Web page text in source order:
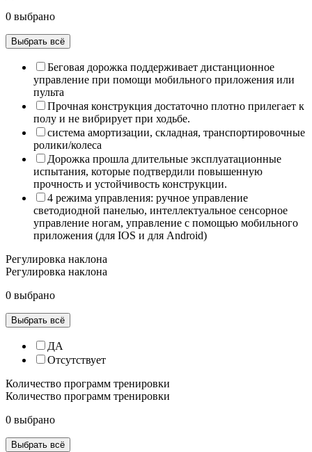
0 выбрано
Выбрать всё
Беговая дорожка поддерживает дистанционное
управление при помощи мобильного приложения или
пульта
Прочная конструкция достаточно плотно прилегает к
полу и не вибрирует при ходьбе.
система амортизации, складная, транспортировочные
ролики/колеса
Дорожка прошла длительные эксплуатационные
испытания, которые подтвердили повышенную
прочность и устойчивость конструкции.
4 режима управления: ручное управление
светодиодной панелью, интеллектуальное сенсорное
управление ногам, управление с помощью мобильного
приложения (для IOS и для Android)
Регулировка наклона
Регулировка наклона
0 выбрано
Выбрать всё
ДА
Отсутствует
Количество программ тренировки
Количество программ тренировки
0 выбрано
Выбрать всё